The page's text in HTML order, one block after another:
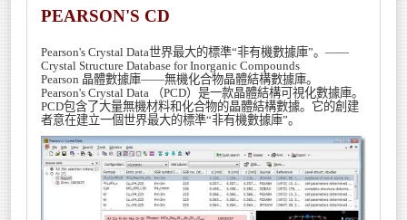
Fields marked with an asterisk (*) are required.
REGISTER
PEARSON'S CD
Pearson's Crystal Data世界最大的標準“非有機數據庫”。——
Crystal Structure Database for Inorganic Compounds
Pearson 晶體數據庫——無機化合物晶體結構數據庫。
Pearson's Crystal Data （PCD）是一款晶體結構可視化數據庫。
PCD包含了大量無機材料和化合物的晶體結構數據。它的創建
者意在建立一個世界最大的標準“非有機數據庫”。